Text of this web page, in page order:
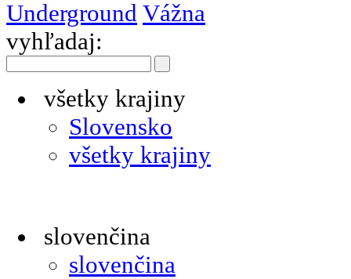
Underground Vážna
vyhľadaj:
všetky krajiny
Slovensko
všetky krajiny
slovenčina
slovenčina